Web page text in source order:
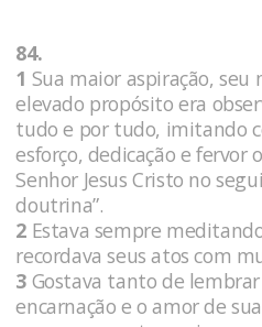
84.
1 Sua maior aspiração, seu
elevado propósito era
tudo e por tudo, imitando
esforço, dedicação e fervor
Senhor Jesus Cristo no
doutrina”.
2 Estava sempre
recordava seus atos com
3 Gostava tanto de
encarnação e o amor de